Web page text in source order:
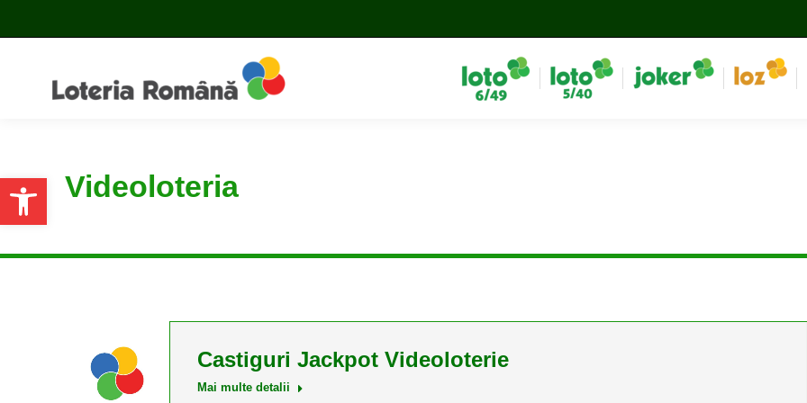
Open toolbarVideoloteria
Castiguri Jackpot Videoloterie
Mai multe detalii